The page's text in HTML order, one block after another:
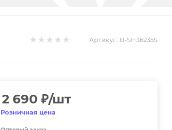
Артикул: B-SH36235S
2 690 ₽/шт
Розничная цена